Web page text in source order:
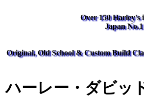
Over 150 Harley's
Japan No.1
Original, Old School & Custom Build
ハーレー・ダビッ